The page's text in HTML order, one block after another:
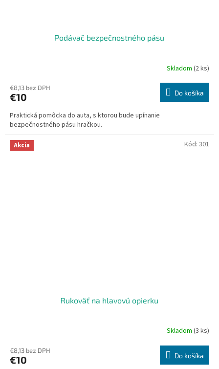
Podávač bezpečnostného pásu
Skladom (2 ks)
€8,13 bez DPH
€10 Do košíka
Praktická pomôcka do auta, s ktorou bude upínanie
bezpečnostného pásu hračkou.
Akcia
Rukoväť na hlavovú opierku
Skladom (3 ks)
€8,13 bez DPH
€10 Do košíka
Kód: 301